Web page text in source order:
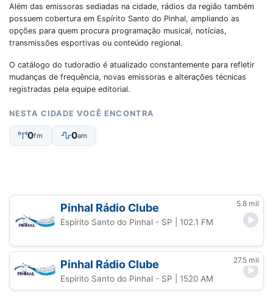
Além das emissoras sediadas na cidade, rádios da região também
possuem cobertura em Espírito Santo do Pinhal, ampliando as
opções para quem procura programação musical, notícias,
transmissões esportivas ou conteúdo regional.
O catálogo do tudoradio é atualizado constantemente para refletir
mudanças de frequência, novas emissoras e alterações técnicas
registradas pela equipe editorial.
NESTA CIDADE VOCÊ ENCONTRA
0fm 0am
Pinhal Rádio Clube 5.8 mil
Espírito Santo do Pinhal - SP | 102.1 FM
Pinhal Rádio Clube 27.5 mil
Espírito Santo do Pinhal - SP | 1520 AM